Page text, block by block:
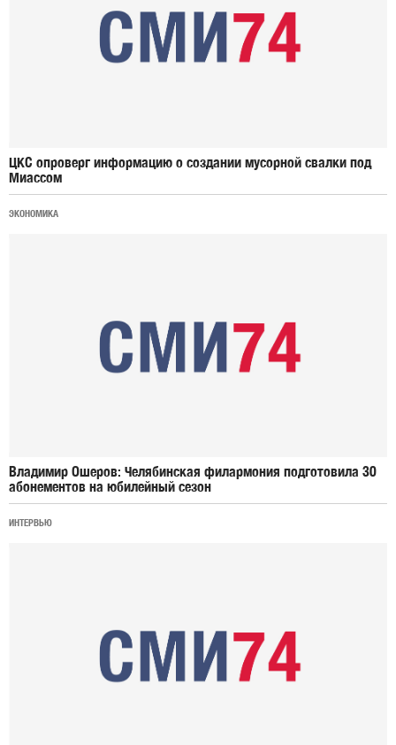
ЦКС опроверг информацию о создании мусорной свалки под
Миассом
ЭКОНОМИКА
Владимир Ошеров: Челябинская филармония подготовила 30
абонементов на юбилейный сезон
ИНТЕРВЬЮ